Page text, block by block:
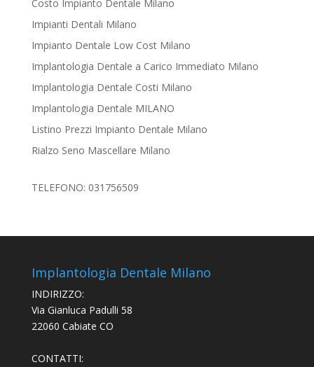
Costo Impianto Dentale Milano
Impianti Dentali Milano
Impianto Dentale Low Cost Milano
Implantologia Dentale a Carico Immediato Milano
Implantologia Dentale Costi Milano
Implantologia Dentale MILANO
Listino Prezzi Impianto Dentale Milano
Rialzo Seno Mascellare Milano
TELEFONO: 031756509
Implantologia Dentale Milano
INDIRIZZO:
Via Gianluca Padulli 58
22060 Cabiate CO
CONTATTI: